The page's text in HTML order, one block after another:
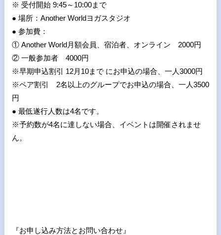
※ 受付開始 9:45～10:00まで
● 場所：Another Worldヨガスタジオ
● 参加費：
① Another World月額会員、宿泊者、オンライン 2000円
② 一般参加者 4000円
※早期申込割引 12月10まで にお申込の場合、一人3000円
※ペア割引 2名以上のグループでお申込の場合、一人3500
円
● 最低遂行人数は4名です。
※予約数が4名に達しない場合、イベントは開催されませ
ん。
『お申し込み方法とお問い合わせ』